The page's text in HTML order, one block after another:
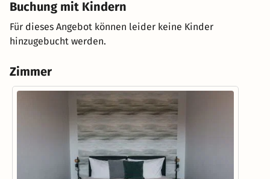
Buchung mit Kindern
Für dieses Angebot können leider keine Kinder
hinzugebucht werden.
Zimmer